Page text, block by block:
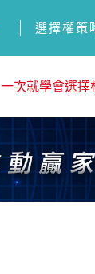
選擇權策
一次就學會選擇